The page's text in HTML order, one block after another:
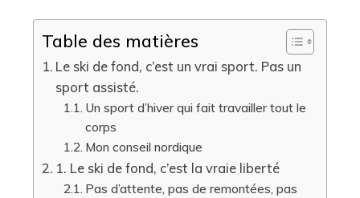
Table des matières
Le ski de fond, c’est un vrai sport. Pas un
sport assisté.
Un sport d’hiver qui fait travailler tout le
corps
Mon conseil nordique
1. Le ski de fond, c’est la vraie liberté
Pas d’attente, pas de remontées, pas